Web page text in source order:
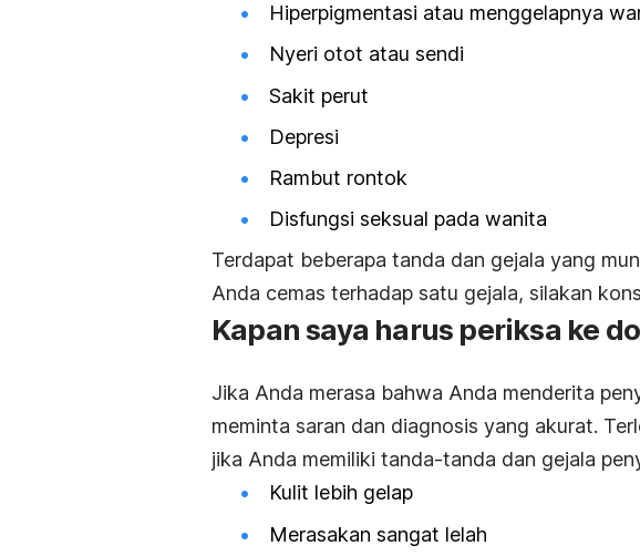
Hiperpigmentasi atau menggelapnya
Nyeri otot atau sendi
Sakit perut
Depresi
Rambut rontok
Disfungsi seksual pada wanita
Terdapat beberapa tanda dan gejala yang
Anda cemas terhadap satu gejala, silakan
Kapan saya harus periksa ke
Jika Anda merasa bahwa Anda menderita
meminta saran dan diagnosis yang akurat.
jika Anda memiliki tanda-tanda dan gejala
Kulit lebih gelap
Merasakan sangat lelah